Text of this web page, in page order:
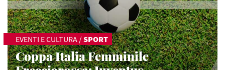
EVENTI E CULTURA /SPORT
Coppa Italia Femminile